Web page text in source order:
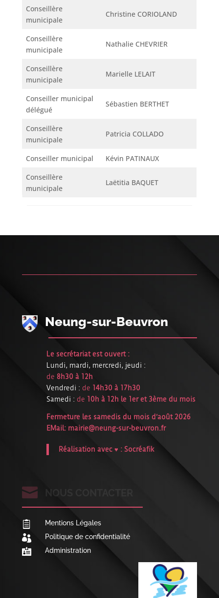
Conseillère
municipale
Christine CORIOLAND
Conseillère
municipale
Nathalie CHEVRIER
Conseillère
municipale
Marielle LELAIT
Conseiller municipal
délégué
Sébastien BERTHET
Conseillère
municipale
Patricia COLLADO
Conseiller municipal
Kévin PATINAUX
Conseillère
municipale
Laëtitia BAQUET
Neung-sur-Beuvron
Le secrétariat est ouvert :
Lundi, mardi, mercredi, jeudi :
de 8h30 à 12h
Vendredi : de 14h30 à 17h30
Samedi : de 10h à 12h le 1er et 3ème du mois
Fermeture les samedis du mois d’août 2026
EMail: mairie@neung-sur-beuvron.fr
Réalisation avec ♥ : Socréafik
 NOUS CONTACTER
 Mentions Légales
 Politique de confidentialité
 Administration